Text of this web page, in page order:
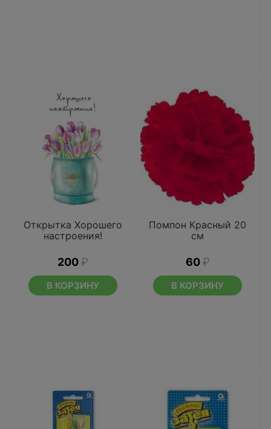
Открытка Хорошего
настроения!
200 ₽
В КОРЗИНУ
Помпон Красный 20
см
60 ₽
В КОРЗИНУ